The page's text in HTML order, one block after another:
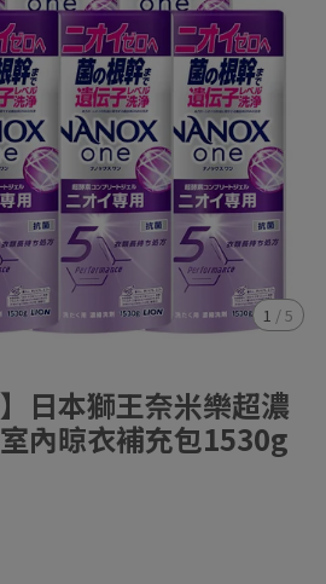
1 /5
日本獅王奈米樂超濃
內晾衣補充包1530g